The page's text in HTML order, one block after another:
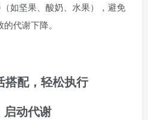
如坚果、酸奶、水果），避免
代谢下降。
搭配，轻松执行
启动代谢